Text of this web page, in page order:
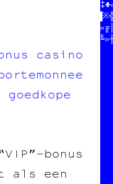
darkweb  //┐•¶‡♣«
//            //
////////////////
casino
als een